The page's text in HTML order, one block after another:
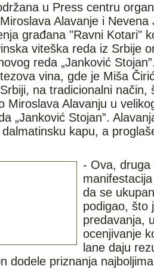
u Press centru
Alavanje i Nevena
građana "Ravni Kotari"
viteška reda iz Srbije
reda „Janković
vina, gde je Miša
na tradicionalni način,
Miroslava Alavanju u
„Janković Stojan”.
kapu, a
- Ova, druga
da se
podigao, što
predavanja,
ocenjivanje
lane daju
dodele priznanja